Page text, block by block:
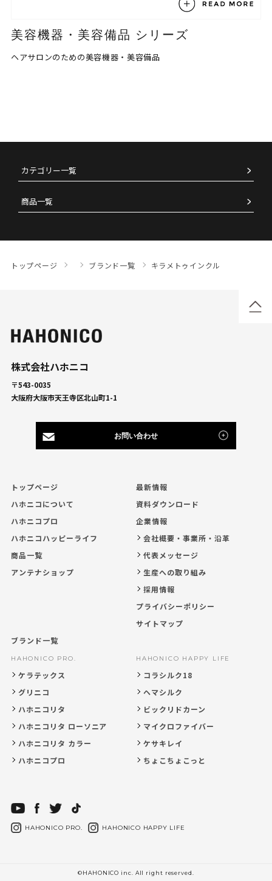
美容機器・美容備品 シリーズ
ヘアサロンのための美容機器・美容備品
カテゴリー一覧
商品一覧
トップページ ブランド一覧 キラメトゥインクル
株式会社ハホニコ
〒543-0035
大阪府大阪市天王寺区北山町1-1
お問い合わせ
トップページ
ハホニコについて
ハホニコプロ
ハホニコハッピーライフ
商品一覧
アンテナショップ
ブランド一覧
HAHONICO PRO.
ケラテックス
グリニコ
ハホニコリタ
ハホニコリタ ローソニア
ハホニコリタ カラー
ハホニコプロ
HAHONICO HAPPY LIFE
コラシルク18
ヘマシルク
ビックリドカーン
マイクロファイバー
ケサキレイ
ちょこちょこっと
最新情報
資料ダウンロード
企業情報
会社概要・事業所・沿革
代表メッセージ
生産への取り組み
採用情報
プライバシーポリシー
サイトマップ
HAHONICO PRO. HAHONICO HAPPY LIFE
©HAHONICO inc. All right reserved.